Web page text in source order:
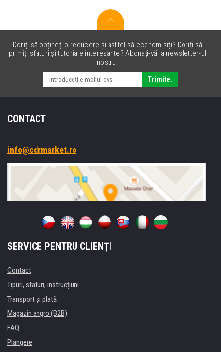
Doriți să obțineți o reducere și astfel să economisiți? Doriți să
primiți sfaturi și tutoriale interesante? Abonați-vă la newsletter-ul
nostru.
Trimite.
CONTACT
info@cdrmarket.ro
SERVICE PENTRU CLIENȚI
Contact
Tipuri, sfaturi, instrucțiuni
Transport şi plată
Magazin angro (B2B)
FAQ
Plangere